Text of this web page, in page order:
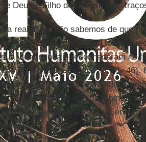
de Deus e Filho do homem com
Na realidade, não sabemos de que
podemos dizer que, então, todos o
sua vida, nunca o reconheceram no
prisioneiro, no nu (cf. Mt 25, 31- 46).
transpassaram o pobre, a vítima,
1, 7) e entenderão que os
feridas que chegavam até o Senhor,
temível.